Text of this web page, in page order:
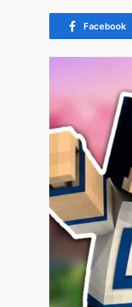
Facebook